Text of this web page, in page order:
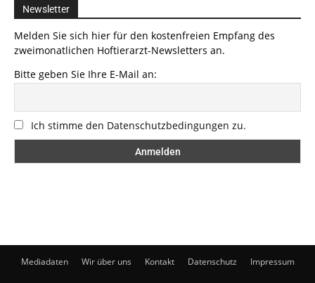
Newsletter
Melden Sie sich hier für den kostenfreien Empfang des
zweimonatlichen Hoftierarzt-Newsletters an.
Bitte geben Sie Ihre E-Mail an:
Ich stimme den Datenschutzbedingungen zu.
Mediadaten Wir über uns Kontakt Datenschutz Impressum